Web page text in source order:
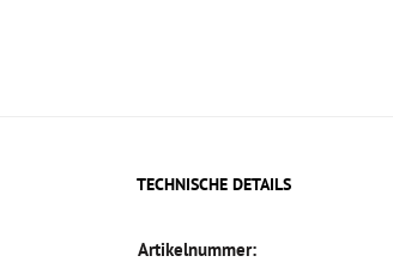
TECHNISCHE DETAILS
Artikelnummer: